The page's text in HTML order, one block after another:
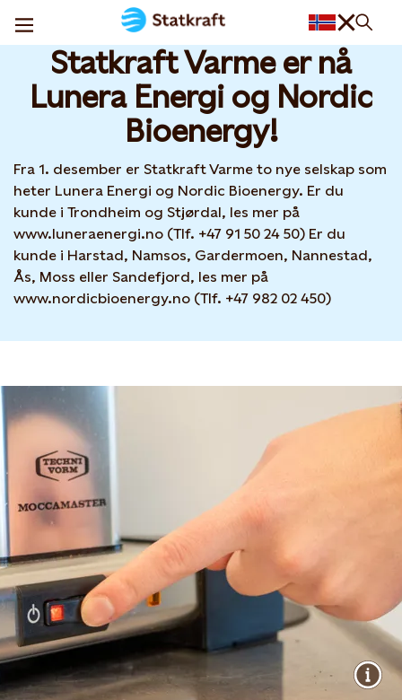
Statkraft Varme har fått nye eiere 08 DEC, 2025
Statkraft Varme er nå
Lunera Energi og Nordic
Bioenergy!
Fra 1. desember er Statkraft Varme to nye selskap som
heter Lunera Energi og Nordic Bioenergy. Er du
kunde i Trondheim og Stjørdal, les mer på
www.luneraenergi.no (Tlf. +47 91 50 24 50) Er du
kunde i Harstad, Namsos, Gardermoen, Nannestad,
Ås, Moss eller Sandefjord, les mer på
www.nordicbioenergy.no (Tlf. +47 982 02 450)